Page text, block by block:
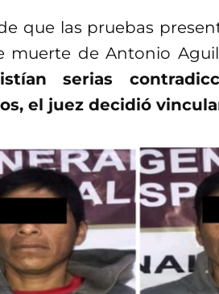
que las pruebas
muerte de Antonio
serias
el juez decidió